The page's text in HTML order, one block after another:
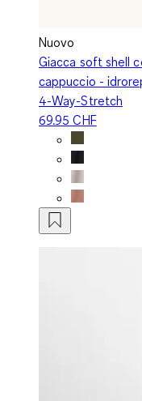
Nuovo
Giacca soft shell
cappuccio -
4-Way-Stretch
69.95 CHF